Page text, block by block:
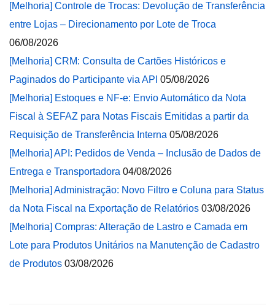
[Melhoria] Controle de Trocas: Devolução de Transferência
entre Lojas – Direcionamento por Lote de Troca
06/08/2026
[Melhoria] CRM: Consulta de Cartões Históricos e
Paginados do Participante via API 05/08/2026
[Melhoria] Estoques e NF-e: Envio Automático da Nota
Fiscal à SEFAZ para Notas Fiscais Emitidas a partir da
Requisição de Transferência Interna 05/08/2026
[Melhoria] API: Pedidos de Venda – Inclusão de Dados de
Entrega e Transportadora 04/08/2026
[Melhoria] Administração: Novo Filtro e Coluna para Status
da Nota Fiscal na Exportação de Relatórios 03/08/2026
[Melhoria] Compras: Alteração de Lastro e Camada em
Lote para Produtos Unitários na Manutenção de Cadastro
de Produtos 03/08/2026